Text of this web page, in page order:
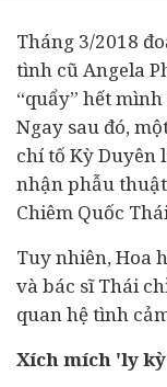
Tháng 3/2018
tình cũ Angela
“quẩy” hết
Ngay sau đó,
chí tố Kỳ Duyên
nhận phẫu
Chiêm Quốc
Tuy nhiên, Hoa
và bác sĩ Thái
quan hệ tình
Xích mích 'ly